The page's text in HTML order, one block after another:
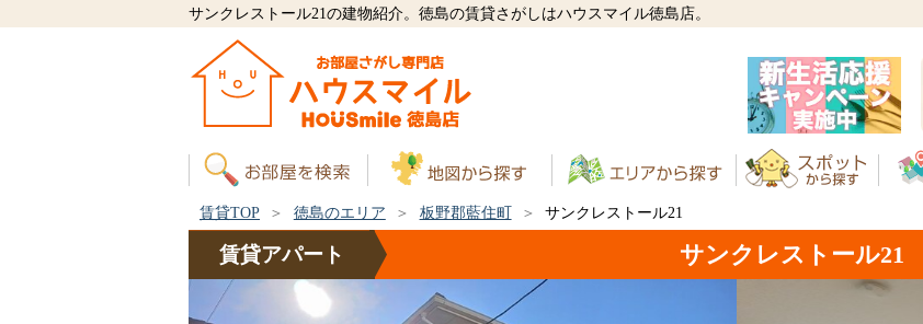
サンクレストール21の建物紹介。徳島の賃貸さがしはハウスマイル徳島店。
賃貸TOP 徳島のエリア 板野郡藍住町 サンクレストール21
賃貸アパート サンクレストール21